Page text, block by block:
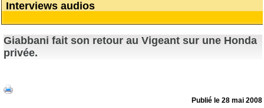
Interviews audios
Giabbani fait son retour au Vigeant sur une Honda
privée.
Publié le 28 mai 2008